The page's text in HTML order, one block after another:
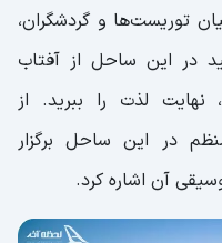
توریست‌ها و گردشگران،
در این ساحل از آفتاب
لذت را ببرید. از
در این ساحل برگزار
آن اشاره کرد.